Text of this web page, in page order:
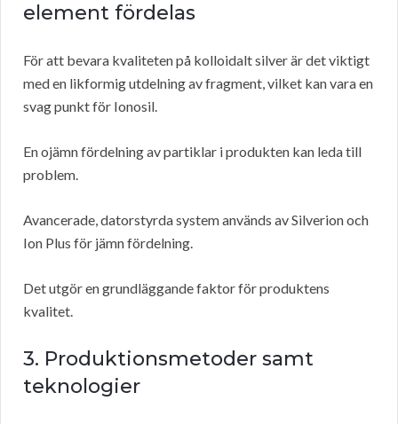
element fördelas
För att bevara kvaliteten på kolloidalt silver är det viktigt
med en likformig utdelning av fragment, vilket kan vara en
svag punkt för Ionosil.
En ojämn fördelning av partiklar i produkten kan leda till
problem.
Avancerade, datorstyrda system används av Silverion och
Ion Plus för jämn fördelning.
Det utgör en grundläggande faktor för produktens
kvalitet.
3. Produktionsmetoder samt
teknologier